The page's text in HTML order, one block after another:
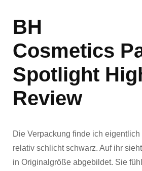
BH
Cosmetics
Spotlight
Review
Die Verpackung finde ich
relativ schlicht schwarz. Auf ihr
in Originalgröße abgebildet. Sie